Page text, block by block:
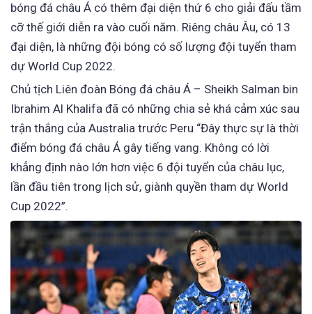
bóng đá châu Á có thêm đại diện thứ 6 cho giải đấu tầm
cỡ thế giới diễn ra vào cuối năm. Riêng châu Âu, có 13
đại diện, là những đội bóng có số lượng đội tuyển tham
dự World Cup 2022.
Chủ tịch Liên đoàn Bóng đá châu Á – Sheikh Salman bin
Ibrahim Al Khalifa đã có những chia sẻ khá cảm xúc sau
trận thắng của Australia trước Peru “Đây thực sự là thời
điểm bóng đá châu Á gây tiếng vang. Không có lời
khẳng định nào lớn hơn việc 6 đội tuyển của châu lục,
lần đầu tiên trong lịch sử, giành quyền tham dự World
Cup 2022”.